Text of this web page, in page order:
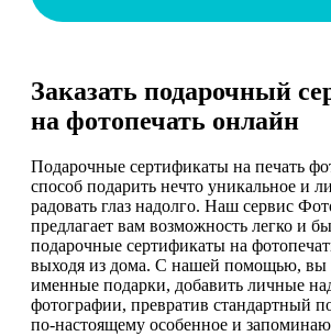
Заказать подарочный
на фотопечать онлайн
Подарочные сертификаты на печать
способ подарить нечто уникальное и
радовать глаз надолго. Наш сервис
предлагает вам возможность легко и
подарочные сертификаты на
выходя из дома. С нашей помощью, вы
именные подарки, добавить личные
фотографии, превратив стандартный
по-настоящему особенное и